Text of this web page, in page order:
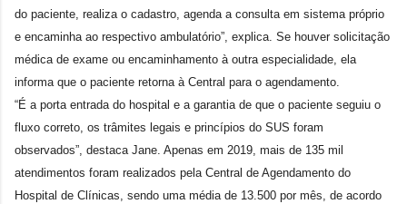
do paciente, realiza o cadastro, agenda a consulta em sistema próprio
e encaminha ao respectivo ambulatório”, explica. Se houver solicitação
médica de exame ou encaminhamento à outra especialidade, ela
informa que o paciente retorna à Central para o agendamento.
“É a porta entrada do hospital e a garantia de que o paciente seguiu o
fluxo correto, os trâmites legais e princípios do SUS foram
observados”, destaca Jane. Apenas em 2019, mais de 135 mil
atendimentos foram realizados pela Central de Agendamento do
Hospital de Clínicas, sendo uma média de 13.500 por mês, de acordo